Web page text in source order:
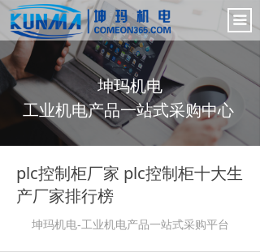
끀
首页
电气控制柜
新闻中心
产品展示
公司介绍
联系我们
坤玛机电
工业机电产品一站式采购中心
plc控制柜厂家 plc控制柜十大生
产厂家排行榜
坤玛机电-工业机电产品一站式采购平台